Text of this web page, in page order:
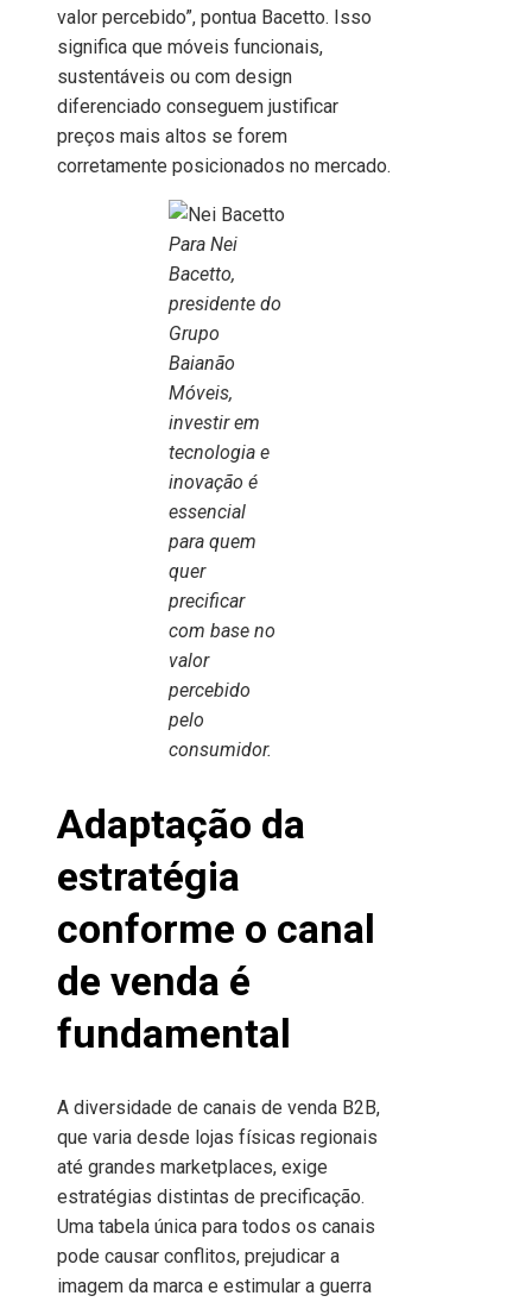
valor percebido”, pontua Bacetto. Isso
significa que móveis funcionais,
sustentáveis ou com design
diferenciado conseguem justificar
preços mais altos se forem
corretamente posicionados no mercado.
Para Nei
Bacetto,
presidente do
Grupo
Baianão
Móveis,
investir em
tecnologia e
inovação é
essencial
para quem
quer
precificar
com base no
valor
percebido
pelo
consumidor.
Adaptação da
estratégia
conforme o canal
de venda é
fundamental
A diversidade de canais de venda B2B,
que varia desde lojas físicas regionais
até grandes marketplaces, exige
estratégias distintas de precificação.
Uma tabela única para todos os canais
pode causar conflitos, prejudicar a
imagem da marca e estimular a guerra